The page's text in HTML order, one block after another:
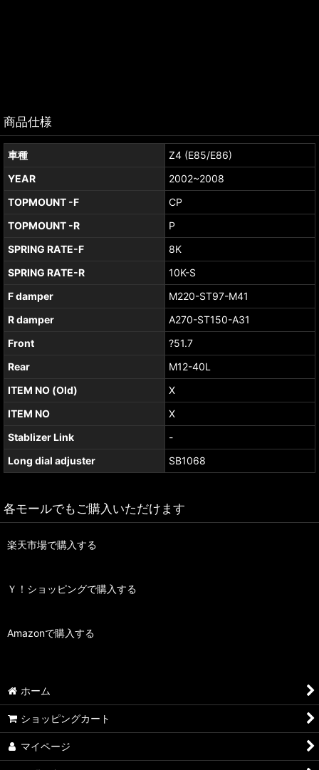
商品仕様
車種
Z4 (E85/E86)
YEAR
2002~2008
TOPMOUNT -F
CP
TOPMOUNT -R
P
SPRING RATE-F
8K
SPRING RATE-R
10K-S
F damper
M220-ST97-M41
R damper
A270-ST150-A31
Front
?51.7
Rear
M12-40L
ITEM NO (Old)
X
ITEM NO
X
Stablizer Link
-
Long dial adjuster
SB1068
各モールでもご購入いただけます
楽天市場で購入する
Ｙ！ショッピングで購入する
Amazonで購入する
ホーム
ショッピングカート
マイページ